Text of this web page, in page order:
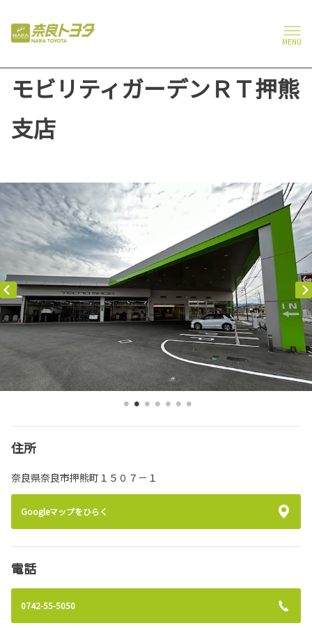
MENU
モビリティガーデンＲＴ押熊
支店
住所
奈良県奈良市押熊町１５０７－１
Googleマップをひらく
電話
0742-55-5050